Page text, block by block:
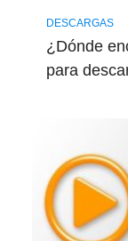
DESCARGAS
¿Dónde
para